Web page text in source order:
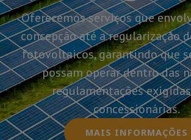
Oferecemos serviços que
concepção até a regularização
fotovoltaicos, garantindo que
possam operar dentro das
regulamentações
concessionárias.
MAIS INFORMAÇÕES